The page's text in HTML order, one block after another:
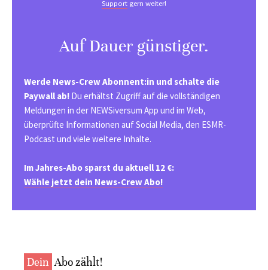
Support gern weiter!
Auf Dauer günstiger.
Werde News-Crew Abonnent:in und schalte die
Paywall ab! Du erhältst Zugriff auf die vollständigen
Meldungen in der NEWSiversum App und im Web,
überprüfte Informationen auf Social Media, den ESMR-
Podcast und viele weitere Inhalte.
Im Jahres-Abo sparst du aktuell 12 €:
Wähle jetzt dein News-Crew Abo!
Dein Abo zählt!